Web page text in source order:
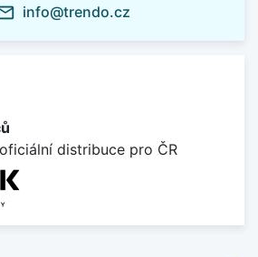
info@trendo.cz
distribuce pro ČR